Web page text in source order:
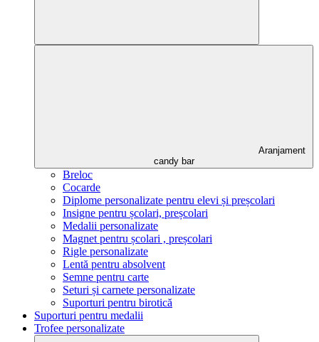
Aranjament
candy bar
Breloc
Cocarde
Diplome personalizate pentru elevi și preșcolari
Insigne pentru școlari, preșcolari
Medalii personalizate
Magnet pentru școlari , preșcolari
Rigle personalizate
Lentă pentru absolvent
Semne pentru carte
Seturi și carnete personalizate
Suporturi pentru birotică
Suporturi pentru medalii
Trofee personalizate